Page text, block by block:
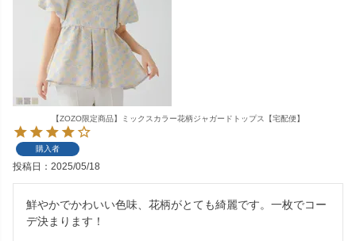
【ZOZO限定商品】ミックスカラー花柄ジャガードトップス【宅配便】
購入者
投稿日 2025/05/18
鮮やかでかわいい色味、花柄がとても綺麗です。一枚でコー
デ決まります！